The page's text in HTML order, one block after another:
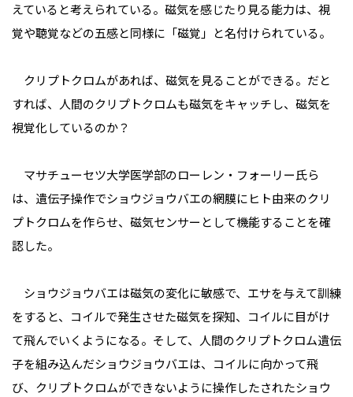
えていると考えられている。磁気を感じたり見る能力は、視
覚や聴覚などの五感と同様に「磁覚」と名付けられている。
クリプトクロムがあれば、磁気を見ることができる。だと
すれば、人間のクリプトクロムも磁気をキャッチし、磁気を
視覚化しているのか？
マサチューセツ大学医学部のローレン・フォーリー氏ら
は、遺伝子操作でショウジョウバエの網膜にヒト由来のクリ
プトクロムを作らせ、磁気センサーとして機能することを確
認した。
ショウジョウバエは磁気の変化に敏感で、エサを与えて訓練
をすると、コイルで発生させた磁気を探知、コイルに目がけ
て飛んでいくようになる。そして、人間のクリプトクロム遺伝
子を組み込んだショウジョウバエは、コイルに向かって飛
び、クリプトクロムができないように操作したされたショウ